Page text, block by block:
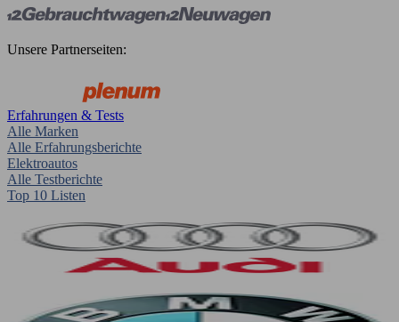
Unsere Partnerseiten:
Erfahrungen & Tests
Alle Marken
Alle Erfahrungsberichte
Elektroautos
Alle Testberichte
Top 10 Listen